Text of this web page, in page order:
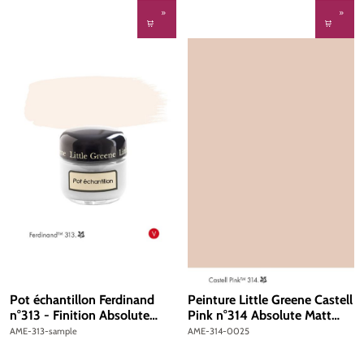
Pot échantillon Ferdinand
n°313 - Finition Absolute
Matt Emulsion
AME-313-sample
Peinture Little Greene Castell
Pink n°314 Absolute Matt
Emulsion 250 ml
AME-314-0025